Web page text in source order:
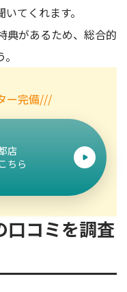
てくれます。
典があるため、総合的
ー完備///
店
ちら
口コミを調査